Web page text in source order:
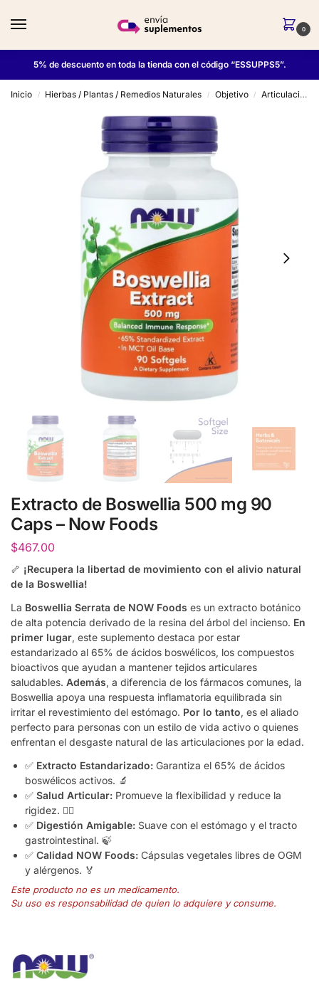
0
5% de descuento en toda la tienda con el código “ESSUPPS5”.
Inicio / Hierbas / Plantas / Remedios Naturales / Objetivo / Articulaciones
Extracto de Boswellia 500 mg 90
Caps – Now Foods
$467.00
🦴 ¡Recupera la libertad de movimiento con el alivio natural
de la Boswellia!
La Boswellia Serrata de NOW Foods es un extracto botánico
de alta potencia derivado de la resina del árbol del incienso. En
primer lugar, este suplemento destaca por estar
estandarizado al 65% de ácidos boswélicos, los compuestos
bioactivos que ayudan a mantener tejidos articulares
saludables. Además, a diferencia de los fármacos comunes, la
Boswellia apoya una respuesta inflamatoria equilibrada sin
irritar el revestimiento del estómago. Por lo tanto, es el aliado
perfecto para personas con un estilo de vida activo o quienes
enfrentan el desgaste natural de las articulaciones por la edad.
✅ Extracto Estandarizado: Garantiza el 65% de ácidos
boswélicos activos. 🔬
✅ Salud Articular: Promueve la flexibilidad y reduce la
rigidez. 🏃‍♂️
✅ Digestión Amigable: Suave con el estómago y el tracto
gastrointestinal. 🍃
✅ Calidad NOW Foods: Cápsulas vegetales libres de OGM
y alérgenos. 🏅
Este producto no es un medicamento.
Su uso es responsabilidad de quien lo adquiere y consume.